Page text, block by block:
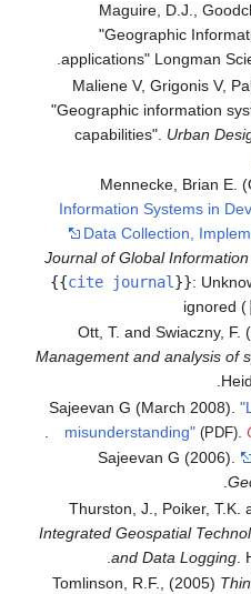
Maguire, D.J.,
"Geographic
applications" Longman
Maliene V, Grigonis V,
"Geographic information
capabilities". Urban
Mennecke, Brian E.
Information Systems in
Data Collection,
Journal of Global
{{cite journal }}:
ignored (
Ott, T. and Swiaczny, F.
Management and analysis of
Sajeevan G (March 2008).
misunderstanding" (PDF).
Sajeevan G (2006).
Thurston, J., Poiker, T.K.
Integrated Geospatial
and Data Logging.
Tomlinson, R.F., (2005)